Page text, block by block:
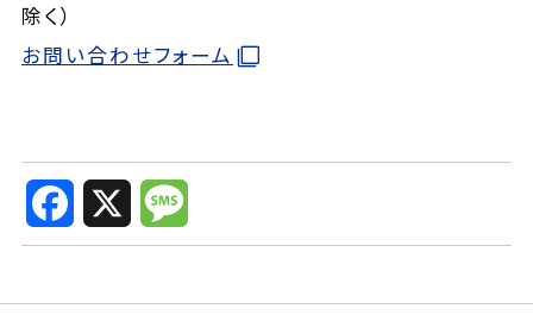
除く）
お問い合わせフォーム
F
c
e
o
X
M
s
s
e